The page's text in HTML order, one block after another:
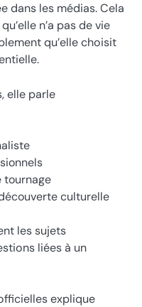
dans les médias. Cela
n’a pas de vie
qu’elle choisit
elle parle
tournage
culturelle
les sujets
liées à un
explique